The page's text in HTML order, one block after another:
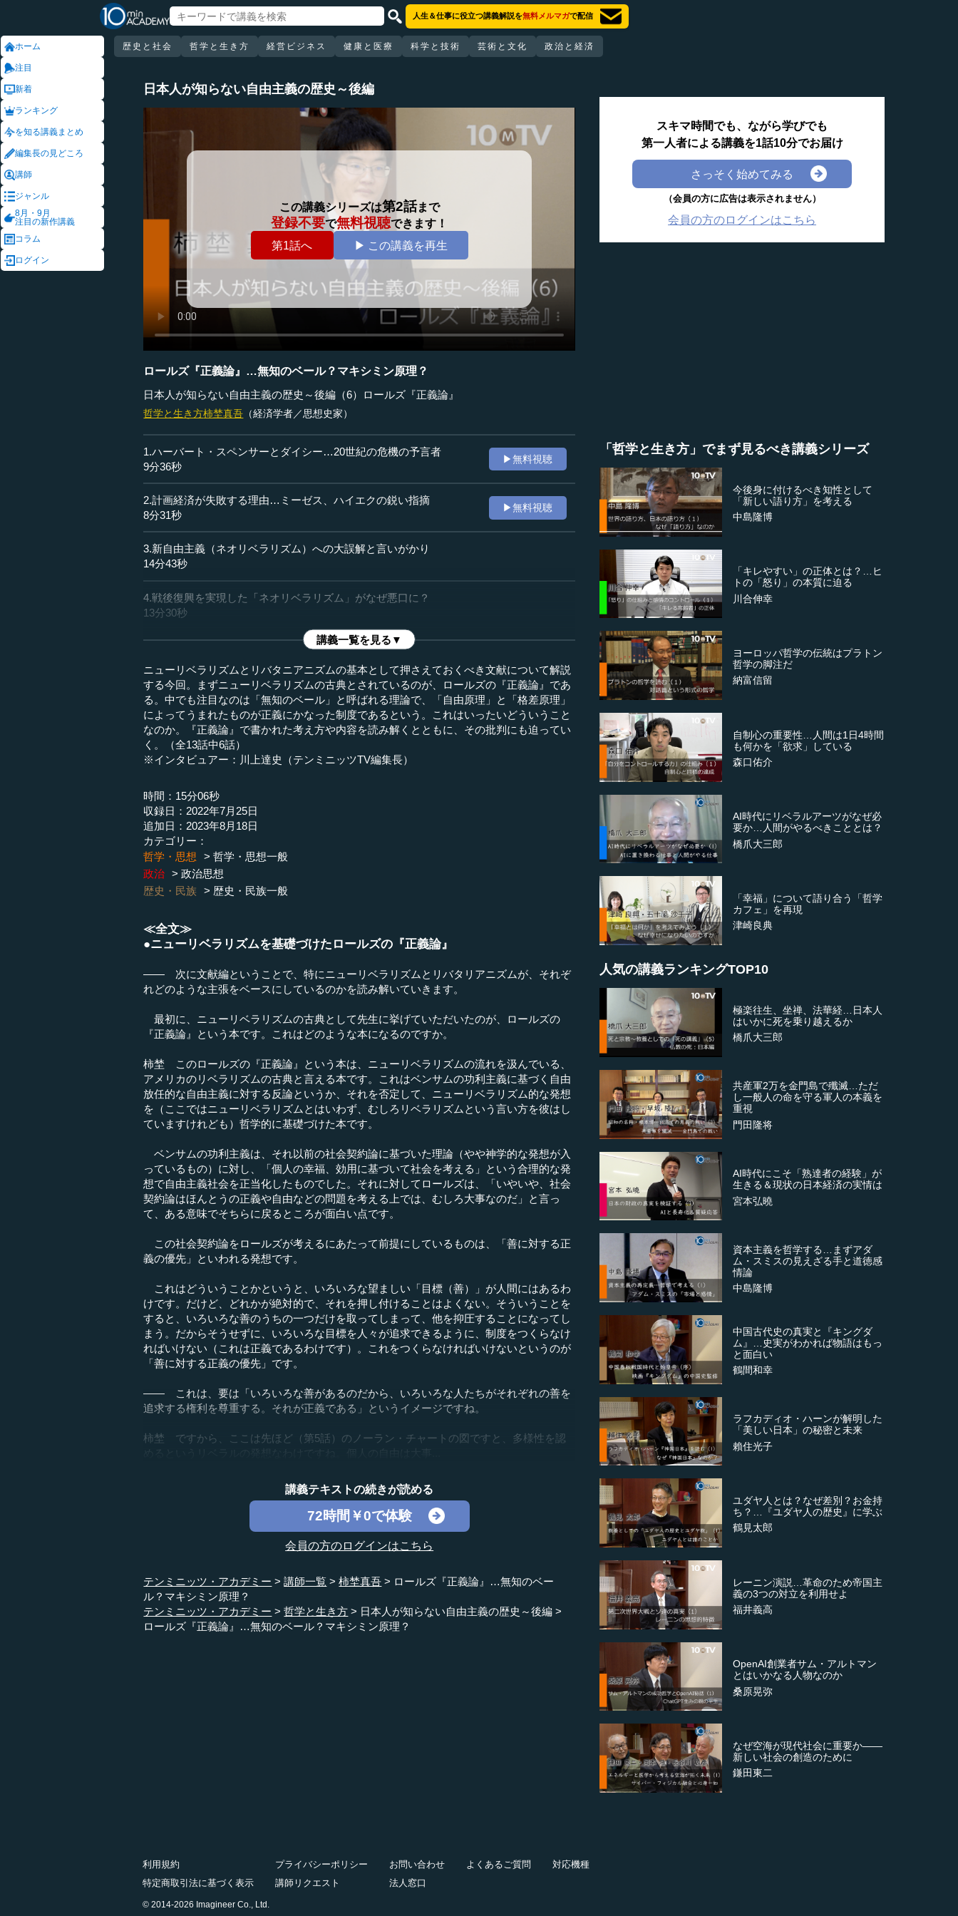
ホーム
注目
新着
ランキング
を知る講義まとめ
編集長の見どころ
講師
ジャンル
8月・9月
注目の新作講義
コラム
ログイン
人生＆仕事に役立つ講義解説を無料メルマガで配信
歴史と社会 哲学と生き方 経営ビジネス 健康と医療 科学と技術 芸術と文化 政治と経済
日本人が知らない自由主義の歴史～後編
この講義シリーズは第2話まで
登録不要で無料視聴できます！
第1話へ
▶ この講義を再生
ロールズ『正義論』…無知のベール？マキシミン原理？
日本人が知らない自由主義の歴史～後編（6）ロールズ『正義論』
哲学と生き方柿埜真吾 （経済学者／思想史家）
1.ハーバート・スペンサーとダイシー…20世紀の危機の予言者
9分36秒
▶無料視聴
2.計画経済が失敗する理由…ミーゼス、ハイエクの鋭い指摘
8分31秒
▶無料視聴
3.新自由主義（ネオリベラリズム）への大誤解と言いがかり
14分43秒
4.戦後復興を実現した「ネオリベラリズム」がなぜ悪口に？
13分30秒
講義一覧を見る▼
ニューリベラリズムとリバタニアニズムの基本として押さえておくべき文献について解説
する今回。まずニューリベラリズムの古典とされているのが、ロールズの『正義論』であ
る。中でも注目なのは「無知のベール」と呼ばれる理論で、「自由原理」と「格差原理」
によってうまれたものが正義にかなった制度であるという。これはいったいどういうこと
なのか。『正義論』で書かれた考え方や内容を読み解くとともに、その批判にも迫ってい
く。（全13話中6話）
※インタビュアー：川上達史（テンミニッツTV編集長）
時間：15分06秒
収録日：2022年7月25日
追加日：2023年8月18日
カテゴリー：
哲学・思想
哲学・思想一般
政治
政治思想
歴史・民族
歴史・民族一般
≪全文≫
●ニューリベラリズムを基礎づけたロールズの『正義論』
―― 次に文献編ということで、特にニューリベラリズムとリバタリアニズムが、それぞ
れどのような主張をベースにしているのかを読み解いていきます。
最初に、ニューリベラリズムの古典として先生に挙げていただいたのが、ロールズの
『正義論』という本です。これはどのような本になるのですか。
柿埜 このロールズの『正義論』という本は、ニューリベラリズムの流れを汲んでいる、
アメリカのリベラリズムの古典と言える本です。これはベンサムの功利主義に基づく自由
放任的な自由主義に対する反論というか、それを否定して、ニューリベラリズム的な発想
を（ここではニューリベラリズムとはいわず、むしろリベラリズムという言い方を彼はし
ていますけれども）哲学的に基礎づけた本です。
ベンサムの功利主義は、それ以前の社会契約論に基づいた理論（やや神学的な発想が入
っているもの）に対し、「個人の幸福、効用に基づいて社会を考える」という合理的な発
想で自由主義社会を正当化したものでした。それに対してロールズは、「いやいや、社会
契約論はほんとうの正義や自由などの問題を考える上では、むしろ大事なのだ」と言っ
て、ある意味でそちらに戻るところが面白い点です。
この社会契約論をロールズが考えるにあたって前提にしているものは、「善に対する正
義の優先」といわれる発想です。
これはどういうことかというと、いろいろな望ましい「目標（善）」が人間にはあるわ
けです。だけど、どれかが絶対的で、それを押し付けることはよくない。そういうことを
すると、いろいろな善のうちの一つだけを取ってしまって、他を抑圧することになってし
まう。だからそうせずに、いろいろな目標を人々が追求できるように、制度をつくらなけ
ればいけない（これは正義であるわけです）。これをつくらなければいけないというのが
「善に対する正義の優先」です。
―― これは、要は「いろいろな善があるのだから、いろいろな人たちがそれぞれの善を
追求する権利を尊重する。それが正義である」というイメージですね。
柿埜 ですから、ここは先ほど（第5話）のノーラン・チャートの図ですと、多様性を認
めるというリベラルの発想なわけですね。個人の自由は大事...
講義テキストの続きが読める
72時間￥0で体験
会員の方のログインはこちら
テンミニッツ・アカデミー 講師一覧 柿埜真吾
ロールズ『正義論』…無知のベー
ル？マキシミン原理？
テンミニッツ・アカデミー
哲学と生き方
日本人が知らない自由主義の歴史～後編
ロールズ『正義論』…無知のベール？マキシミン原理？
スキマ時間でも、ながら学びでも
第一人者による講義を1話10分でお届け
さっそく始めてみる
（会員の方に広告は表示されません）
会員の方のログインはこちら
「哲学と生き方」でまず見るべき講義シリーズ
今後身に付けるべき知性として
「新しい語り方」を考える
中島隆博
「キレやすい」の正体とは？…ヒ
トの「怒り」の本質に迫る
川合伸幸
ヨーロッパ哲学の伝統はプラトン
哲学の脚注だ
納富信留
自制心の重要性…人間は1日4時間
も何かを「欲求」している
森口佑介
AI時代にリベラルアーツがなぜ必
要か…人間がやるべきこととは？
橋爪大三郎
「幸福」について語り合う「哲学
カフェ」を再現
津崎良典
人気の講義ランキングTOP10
極楽往生、坐禅、法華経…日本人
はいかに死を乗り越えるか
橋爪大三郎
共産軍2万を金門島で殲滅…ただ
し一般人の命を守る軍人の本義を
重視
門田隆将
AI時代にこそ「熟達者の経験」が
生きる＆現状の日本経済の実情は
宮本弘曉
資本主義を哲学する…まずアダ
ム・スミスの見えざる手と道徳感
情論
中島隆博
中国古代史の真実と『キングダ
ム』…史実がわかれば物語はもっ
と面白い
鶴間和幸
ラフカディオ・ハーンが解明した
「美しい日本」の秘密と未来
賴住光子
ユダヤ人とは？なぜ差別？お金持
ち？…『ユダヤ人の歴史』に学ぶ
鶴見太郎
レーニン演説…革命のため帝国主
義の3つの対立を利用せよ
福井義高
OpenAI創業者サム・アルトマン
とはいかなる人物なのか
桑原晃弥
なぜ空海が現代社会に重要か――
新しい社会の創造のために
鎌田東二
利用規約 プライバシーポリシー お問い合わせ よくあるご質問
対応機種
特定商取引法に基づく表示
講師リクエスト 法人窓口
© 2014-2026 Imagineer Co., Ltd.